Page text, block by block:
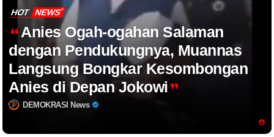
HOT NEWS
Anies Ogah-ogahan Salaman
dengan Pendukungnya, Muannas
Langsung Bongkar Kesombongan
Anies di Depan Jokowi
DEMOKRASI News